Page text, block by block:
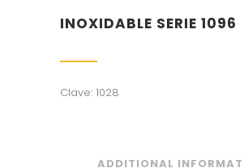
INOXIDABLE SERIE 1096
Clave: 1028
ADDITIONAL